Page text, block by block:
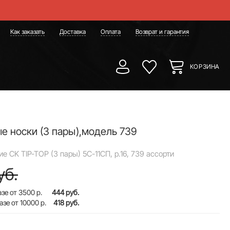
Как заказать Доставка Оплата Возврат и гарантия
КОРЗИНА
носки (3 пары),модель 739
CK TIP-TOP (3 пары) 5С-11СП, р.16, 739 ассорти
от 3500 р. 444 руб.
от 10000 р. 418 руб.